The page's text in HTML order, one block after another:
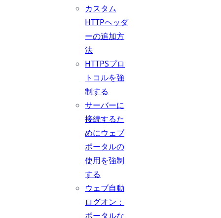
カスタム
HTTPヘッダ
ーの追加方
法
HTTPSプロ
トコルを強
制する
サーバーに
接続するた
めにウェブ
ポータルの
使用を強制
する
ウェブ自動
ログオン：
ポータルな